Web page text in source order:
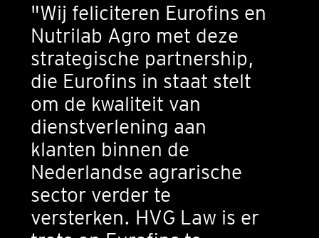
"Wij feliciteren Eurofins en
Nutrilab Agro met deze
strategische partnership,
die Eurofins in staat stelt
om de kwaliteit van
dienstverlening aan
klanten binnen de
Nederlandse agrarische
sector verder te
versterken. HVG Law is er